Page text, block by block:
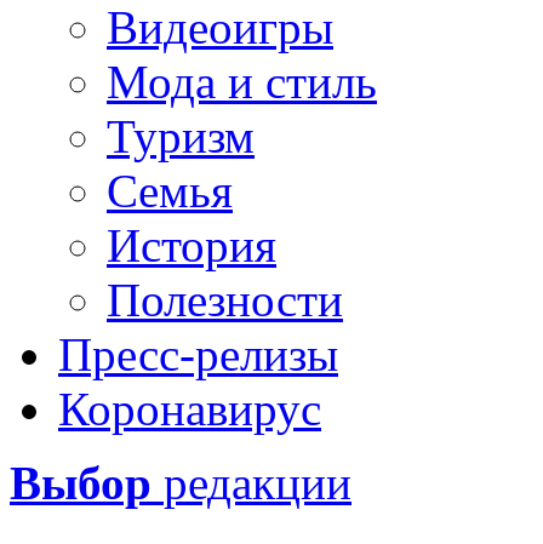
Видеоигры
Мода и стиль
Туризм
Семья
История
Полезности
Пресс-релизы
Коронавирус
Выбор редакции